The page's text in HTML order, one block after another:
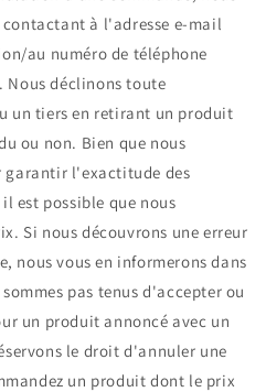
à l'adresse e-mail
au numéro de téléphone
Nous déclinons toute
un tiers en retirant un produit
ou non. Bien que nous
garantir l'exactitude des
est possible que nous
Si nous découvrons une erreur
nous vous en informerons dans
pas tenus d'accepter ou
un produit annoncé avec un
le droit d'annuler une
un produit dont le prix